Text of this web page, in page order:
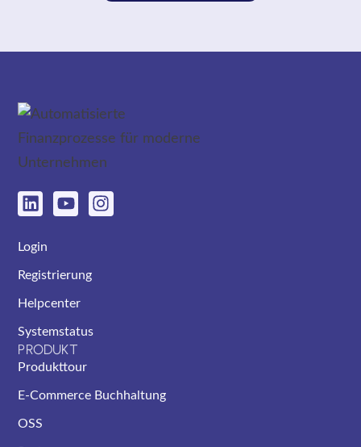
Login
Registrierung
Helpcenter
Systemstatus
PRODUKT
Produkttour
E-Commerce Buchhaltung
OSS